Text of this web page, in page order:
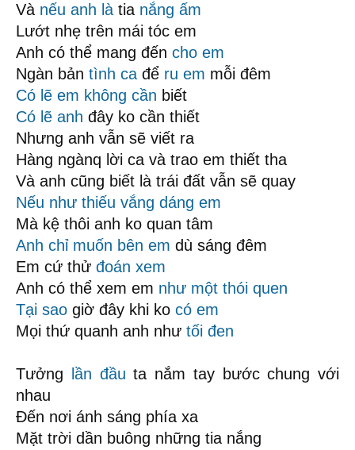
Và nếu anh là tia nắng ấm
Lướt nhẹ trên mái tóc em
Anh có thể mang đến cho em
Ngàn bản tình ca để ru em mỗi đêm
Có lẽ em không cần biết
Có lẽ anh đây ko cần thiết
Nhưng anh vẫn sẽ viết ra
Hàng ngànq lời ca và trao em thiết tha
Và anh cũng biết là trái đất vẫn sẽ quay
Nếu như thiếu vắng dáng em
Mà kệ thôi anh ko quan tâm
Anh chỉ muốn bên em dù sáng đêm
Em cứ thử đoán xem
Anh có thể xem em như một thói quen
Tại sao giờ đây khi ko có em
Mọi thứ quanh anh như tối đen
Tưởng lần đầu ta nắm tay bước chung với
nhau
Đến nơi ánh sáng phía xa
Mặt trời dần buông những tia nắng